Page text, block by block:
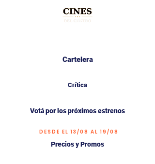
Cartelera
Crítica
Votá por los próximos estrenos
DESDE EL 13/08 AL 19/08
Precios y Promos